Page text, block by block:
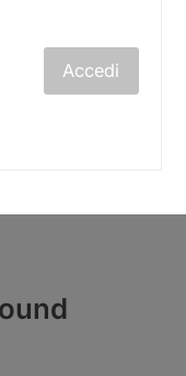
Accedi